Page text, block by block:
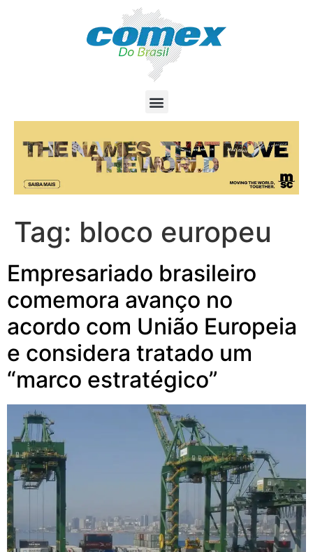
Tag: bloco europeu
Empresariado brasileiro
comemora avanço no
acordo com União Europeia
e considera tratado um
“marco estratégico”